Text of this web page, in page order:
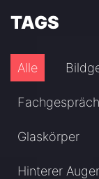
TAGS
Alle
Glaskörper
Hinterer